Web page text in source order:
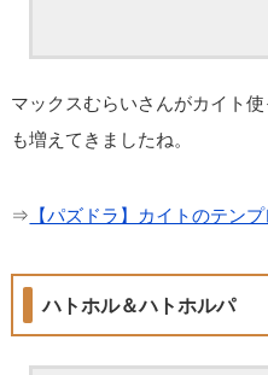
マックスむらいさんがカイト
も増えてきましたね。
⇒ 【パズドラ】カイトのテン
ハトホル＆ハトホルパ